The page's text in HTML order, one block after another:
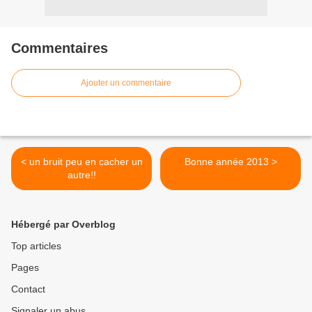
Commentaires
Ajouter un commentaire
< un bruit peu en cacher un
autre!!
Bonne année 2013 >
Hébergé par Overblog
Top articles
Pages
Contact